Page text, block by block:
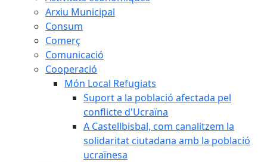
Arxiu Municipal
Consum
Comerç
Comunicació
Cooperació
Món Local Refugiats
Suport a la població afectada pel
conflicte d'Ucraïna
A Castellbisbal, com canalitzem la
solidaritat ciutadana amb la població
ucraïnesa